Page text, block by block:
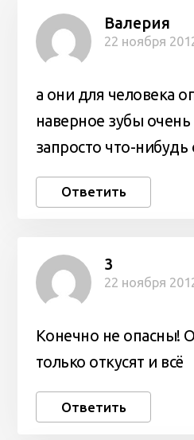
Валерия
22 ноября
а они для человека
наверное зубы
запросто что-нибудь
Ответить
3
22 ноября
Конечно не опасны!
только откусят и всё
Ответить